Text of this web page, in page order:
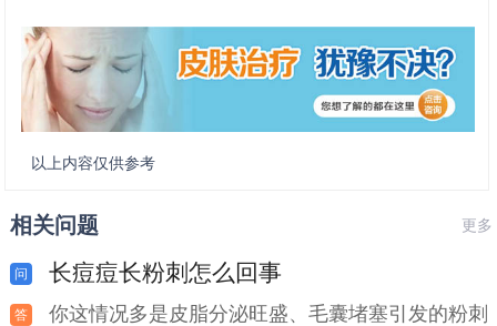
以上内容仅供参考
相关问题 更多
长痘痘长粉刺怎么回事
你这情况多是皮脂分泌旺盛、毛囊堵塞引发的粉刺